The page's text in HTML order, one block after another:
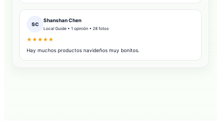
SC
Shanshan Chen
Local Guide • 1 opinión • 28 fotos
★★★★★
Hay muchos productos navideños muy bonitos.